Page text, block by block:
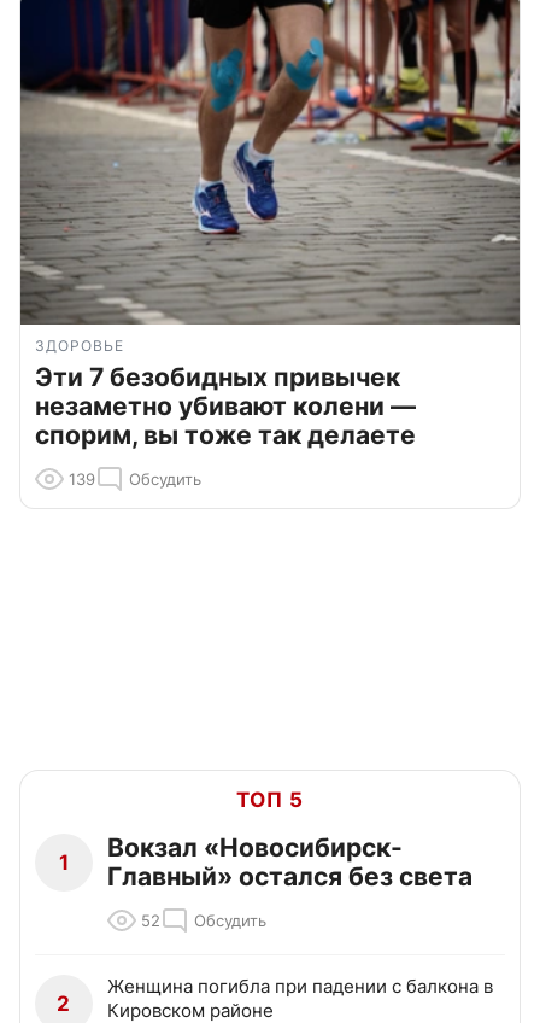
ЗДОРОВЬЕ
Эти 7 безобидных привычек
незаметно убивают колени —
спорим, вы тоже так делаете
139 Обсудить
ТОП 5
1
Вокзал «Новосибирск-
Главный» остался без света
52 Обсудить
2
Женщина погибла при падении с балкона в
Кировском районе